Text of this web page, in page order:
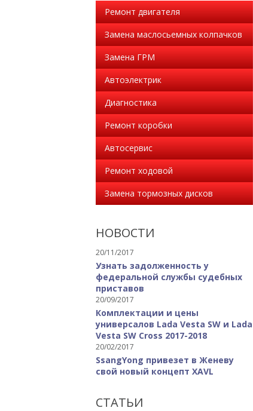
Ремонт двигателя
Замена маслосьемных колпачков
Замена ГРМ
Автоэлектрик
Диагностика
Ремонт коробки
Автосервис
Ремонт ходовой
Замена тормозных дисков
НОВОСТИ
20/11/2017
Узнать задолженность у
федеральной службы судебных
приставов
20/09/2017
Комплектации и цены
универсалов Lada Vesta SW и Lada
Vesta SW Cross 2017-2018
20/02/2017
SsangYong привезет в Женеву
свой новый концепт XAVL
СТАТЬИ